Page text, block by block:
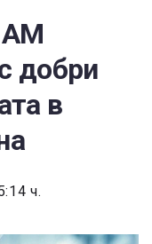
АМ
добри
в
ч.